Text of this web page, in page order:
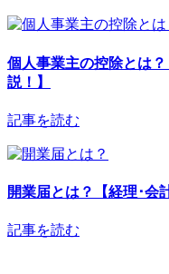
個人事業主の控除とは
説！】
記事を読む
開業届とは？【経理･会
記事を読む